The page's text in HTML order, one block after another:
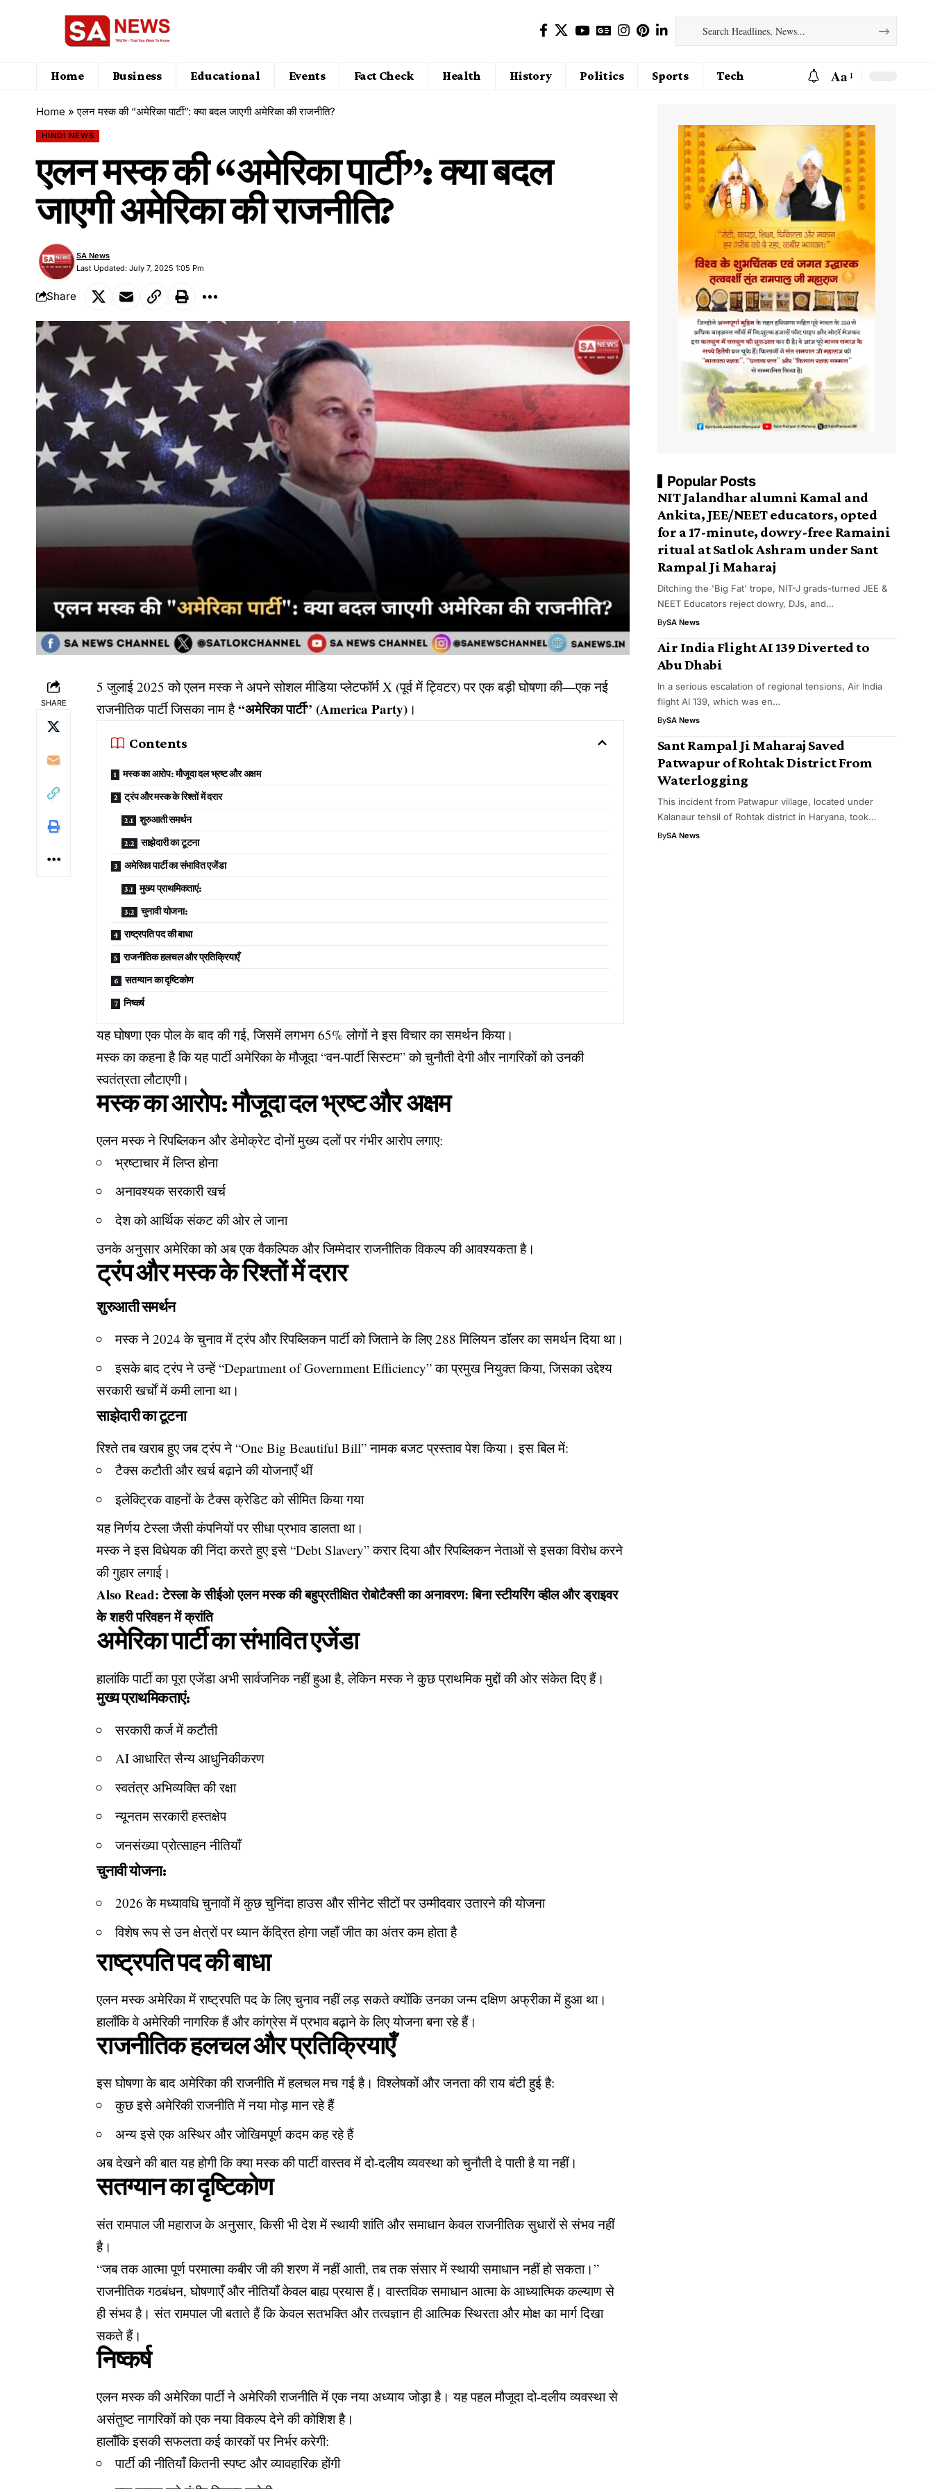
Home Business Educational Events Fact Check Health History Politics Sports Tech Aa
Home »एलन मस्क की “अमेरिका पार्टी”: क्या बदल जाएगी अमेरिका की राजनीति?
HINDI NEWS
एलन मस्क की “अमेरिका पार्टी”: क्या बदल
जाएगी अमेरिका की राजनीति?
Last Updated: July 7, 2025 1:05 Pm
SA News
Share
SHARE
5 जुलाई 2025 को एलन मस्क ने अपने सोशल मीडिया प्लेटफॉर्म X (पूर्व में ट्विटर) पर एक बड़ी घोषणा की—एक नई
राजनीतिक पार्टी जिसका नाम है“अमेरिका पार्टी” (America Party) ।
Contents
मस्क का आरोप: मौजूदा दल भ्रष्ट और अक्षम
ट्रंप और मस्क के रिश्तों में दरार
शुरुआती समर्थन
साझेदारी का टूटना
अमेरिका पार्टी का संभावित एजेंडा
मुख्य प्राथमिकताएं:
चुनावी योजना:
राष्ट्रपति पद की बाधा
राजनीतिक हलचल और प्रतिक्रियाएँ
सतग्यान का दृष्टिकोण
निष्कर्ष
यह घोषणा एक पोल के बाद की गई, जिसमें लगभग 65% लोगों ने इस विचार का समर्थन किया।
मस्क का कहना है कि यह पार्टी अमेरिका के मौजूदा “वन-पार्टी सिस्टम” को चुनौती देगी और नागरिकों को उनकी
स्वतंत्रता लौटाएगी।
मस्क का आरोप: मौजूदा दल भ्रष्ट और अक्षम
एलन मस्क ने रिपब्लिकन और डेमोक्रेट दोनों मुख्य दलों पर गंभीर आरोप लगाए:
भ्रष्टाचार में लिप्त होना
अनावश्यक सरकारी खर्च
देश को आर्थिक संकट की ओर ले जाना
उनके अनुसार अमेरिका को अब एक वैकल्पिक और जिम्मेदार राजनीतिक विकल्प की आवश्यकता है।
ट्रंप और मस्क के रिश्तों में दरार
शुरुआती समर्थन
मस्क ने 2024 के चुनाव में ट्रंप और रिपब्लिकन पार्टी को जिताने के लिए 288 मिलियन डॉलर का समर्थन दिया था।
इसके बाद ट्रंप ने उन्हें “Department of Government Efficiency” का प्रमुख नियुक्त किया, जिसका उद्देश्य
सरकारी खर्चों में कमी लाना था।
साझेदारी का टूटना
रिश्ते तब खराब हुए जब ट्रंप ने “One Big Beautiful Bill” नामक बजट प्रस्ताव पेश किया। इस बिल में:
टैक्स कटौती और खर्च बढ़ाने की योजनाएँ थीं
इलेक्ट्रिक वाहनों के टैक्स क्रेडिट को सीमित किया गया
यह निर्णय टेस्ला जैसी कंपनियों पर सीधा प्रभाव डालता था।
मस्क ने इस विधेयक की निंदा करते हुए इसे “Debt Slavery” करार दिया और रिपब्लिकन नेताओं से इसका विरोध करने
की गुहार लगाई।
Also Read:टेस्ला के सीईओ एलन मस्क की बहुप्रतीक्षित रोबोटैक्सी का अनावरण: बिना स्टीयरिंग व्हील और ड्राइवर
के शहरी परिवहन में क्रांति
अमेरिका पार्टी का संभावित एजेंडा
हालांकि पार्टी का पूरा एजेंडा अभी सार्वजनिक नहीं हुआ है, लेकिन मस्क ने कुछ प्राथमिक मुद्दों की ओर संकेत दिए हैं।
मुख्य प्राथमिकताएं:
सरकारी कर्ज में कटौती
AI आधारित सैन्य आधुनिकीकरण
स्वतंत्र अभिव्यक्ति की रक्षा
न्यूनतम सरकारी हस्तक्षेप
जनसंख्या प्रोत्साहन नीतियाँ
चुनावी योजना:
2026 के मध्यावधि चुनावों में कुछ चुनिंदा हाउस और सीनेट सीटों पर उम्मीदवार उतारने की योजना
विशेष रूप से उन क्षेत्रों पर ध्यान केंद्रित होगा जहाँ जीत का अंतर कम होता है
राष्ट्रपति पद की बाधा
एलन मस्क अमेरिका में राष्ट्रपति पद के लिए चुनाव नहीं लड़ सकते क्योंकि उनका जन्म दक्षिण अफ्रीका में हुआ था।
हालाँकि वे अमेरिकी नागरिक हैं और कांग्रेस में प्रभाव बढ़ाने के लिए योजना बना रहे हैं।
राजनीतिक हलचल और प्रतिक्रियाएँ
इस घोषणा के बाद अमेरिका की राजनीति में हलचल मच गई है। विश्लेषकों और जनता की राय बंटी हुई है:
कुछ इसे अमेरिकी राजनीति में नया मोड़ मान रहे हैं
अन्य इसे एक अस्थिर और जोखिमपूर्ण कदम कह रहे हैं
अब देखने की बात यह होगी कि क्या मस्क की पार्टी वास्तव में दो-दलीय व्यवस्था को चुनौती दे पाती है या नहीं।
सतग्यान का दृष्टिकोण
संत रामपाल जी महाराज के अनुसार, किसी भी देश में स्थायी शांति और समाधान केवल राजनीतिक सुधारों से संभव नहीं
है।
“जब तक आत्मा पूर्ण परमात्मा कबीर जी की शरण में नहीं आती, तब तक संसार में स्थायी समाधान नहीं हो सकता।”
राजनीतिक गठबंधन, घोषणाएँ और नीतियाँ केवल बाह्य प्रयास हैं। वास्तविक समाधान आत्मा के आध्यात्मिक कल्याण से
ही संभव है। संत रामपाल जी बताते हैं कि केवल सतभक्ति और तत्वज्ञान ही आत्मिक स्थिरता और मोक्ष का मार्ग दिखा
सकते हैं।
निष्कर्ष
एलन मस्क की अमेरिका पार्टी ने अमेरिकी राजनीति में एक नया अध्याय जोड़ा है। यह पहल मौजूदा दो-दलीय व्यवस्था से
असंतुष्ट नागरिकों को एक नया विकल्प देने की कोशिश है।
हालाँकि इसकी सफलता कई कारकों पर निर्भर करेगी:
पार्टी की नीतियाँ कितनी स्पष्ट और व्यावहारिक होंगी
Popular Posts
NIT Jalandhar alumni Kamal and
Ankita, JEE/NEET educators, opted
for a 17-minute, dowry-free Ramaini
ritual at Satlok Ashram under Sant
Rampal Ji Maharaj
Ditching the 'Big Fat' trope, NIT-J grads-turned JEE &
NEET Educators reject dowry, DJs, and…
BySA News
Air India Flight AI 139 Diverted to
Abu Dhabi
In a serious escalation of regional tensions, Air India
flight AI 139, which was en…
BySA News
Sant Rampal Ji Maharaj Saved
Patwapur of Rohtak District From
Waterlogging
This incident from Patwapur village, located under
Kalanaur tehsil of Rohtak district in Haryana, took…
BySA News